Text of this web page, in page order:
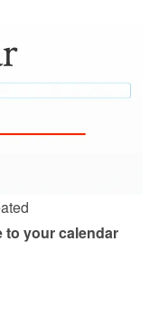
to your calendar